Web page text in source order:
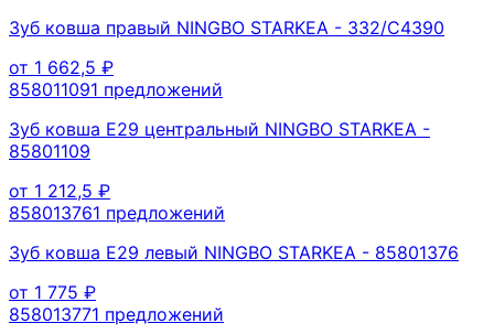
Зуб ковша правый NINGBO STARKEA - 332/C4390
от 1 662,5 ₽
858011091 предложений
Зуб ковша E29 центральный NINGBO STARKEA -
85801109
от 1 212,5 ₽
858013761 предложений
Зуб ковша E29 левый NINGBO STARKEA - 85801376
от 1 775 ₽
858013771 предложений